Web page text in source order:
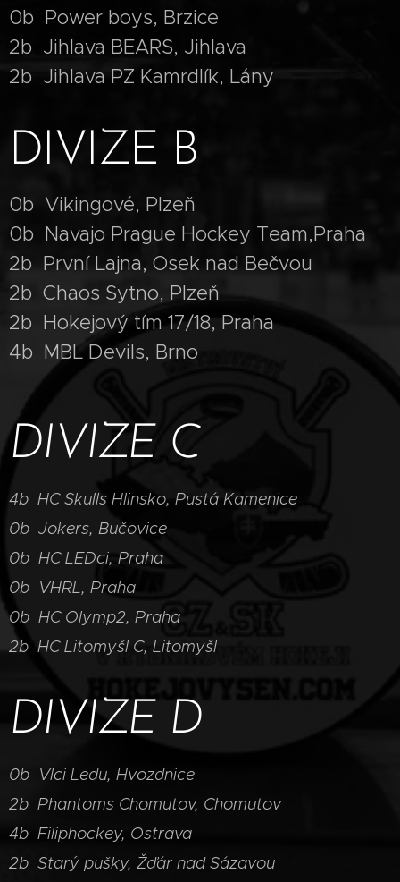
0b Power boys, Brzice
2b Jihlava BEARS, Jihlava
2b Jihlava PZ Kamrdlík, Lány
DIVIZE B
0b Vikingové, Plzeň
0b Navajo Prague Hockey Team,Praha
2b První Lajna, Osek nad Bečvou
2b Chaos Sytno, Plzeň
2b Hokejový tím 17/18, Praha
4b MBL Devils, Brno
DIVIZE C
4b HC Skulls Hlinsko, Pustá Kamenice
0b Jokers, Bučovice
0b HC LEDci, Praha
0b VHRL, Praha
0b HC Olymp2, Praha
2b HC Litomyšl C, Litomyšl
DIVIZE D
0b Vlci Ledu, Hvozdnice
2b Phantoms Chomutov, Chomutov
4b Filiphockey, Ostrava
2b Starý pušky, Žďár nad Sázavou